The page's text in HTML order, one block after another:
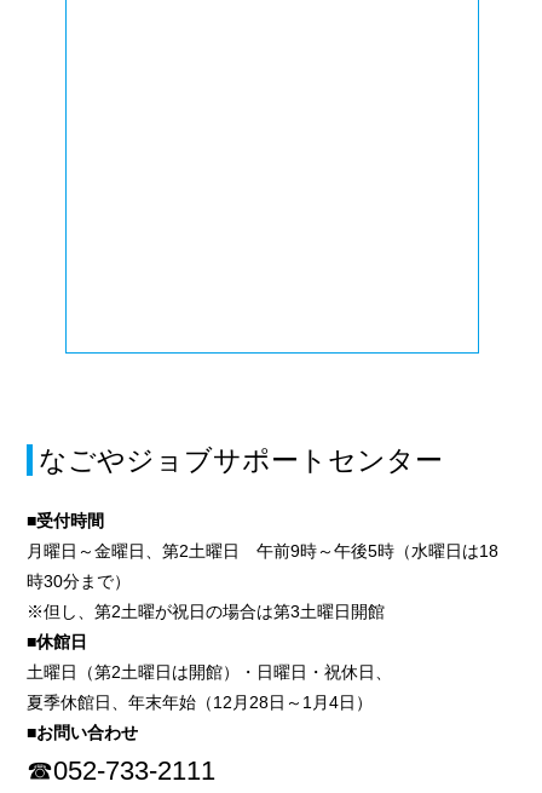
なごやジョブサポートセンター
■受付時間
月曜日～金曜日、第2土曜日 午前9時～午後5時（水曜日は18
時30分まで）
※但し、第2土曜が祝日の場合は第3土曜日開館
■休館日
土曜日（第2土曜日は開館）・日曜日・祝休日、
夏季休館日、年末年始（12月28日～1月4日）
■お問い合わせ
☎052-733-2111